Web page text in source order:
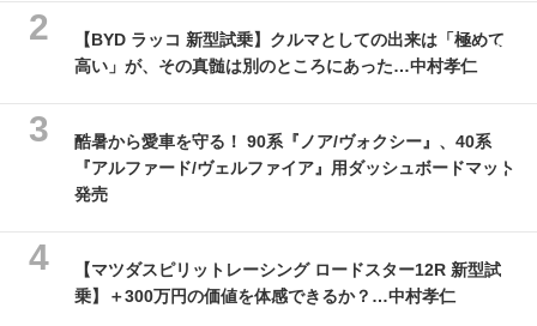
【BYD ラッコ 新型試乗】クルマとしての出来は「極めて
高い」が、その真髄は別のところにあった…中村孝仁
酷暑から愛車を守る！ 90系『ノア/ヴォクシー』、40系
『アルファード/ヴェルファイア』用ダッシュボードマット
発売
【マツダスピリットレーシング ロードスター12R 新型試
乗】＋300万円の価値を体感できるか？…中村孝仁